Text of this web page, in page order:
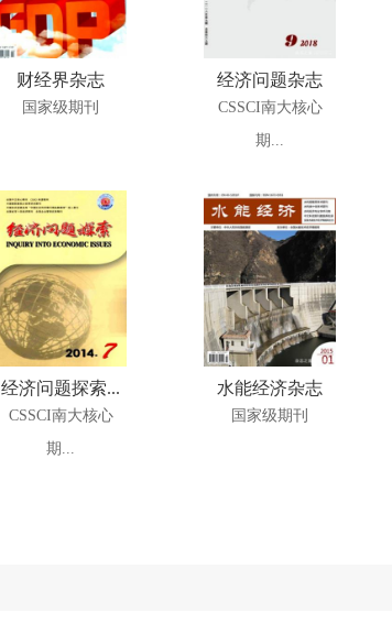
财经界杂志
国家级期刊
经济问题杂志
CSSCI南大核心
期...
经济问题探索...
CSSCI南大核心
期...
水能经济杂志
国家级期刊